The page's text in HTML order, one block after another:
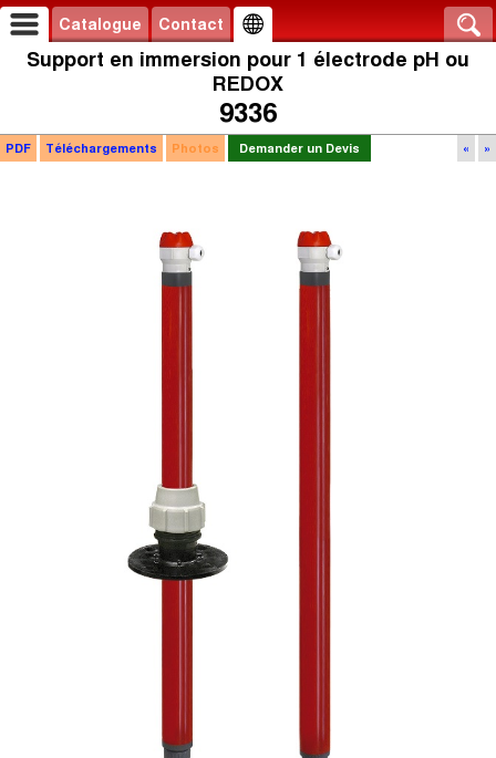
Catalogue Contact
Support en immersion pour 1 électrode pH ou
REDOX
9336
« »
PDF Téléchargements Photos Demander un Devis